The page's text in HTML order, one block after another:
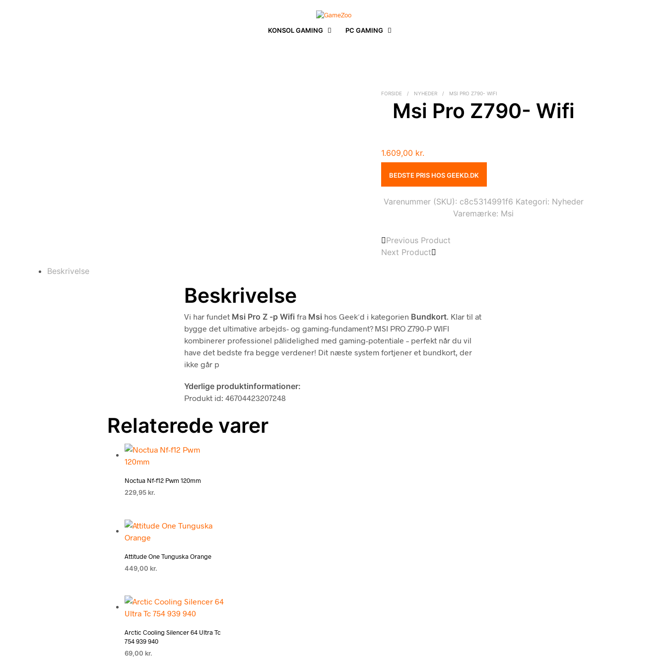
KONSOL GAMING PC GAMING
FORSIDE / NYHEDER / MSI PRO Z790- WIFI
Msi Pro Z790- Wifi
1.609,00 kr.
BEDSTE PRIS HOS GEEKD.DK
Varenummer (SKU): c8c5314991f6 Kategori: Nyheder
Varemærke: Msi
Previous Product
Next Product
Beskrivelse
Beskrivelse
Vi har fundet Msi Pro Z -p Wifi fra Msi hos Geek´d i kategorien Bundkort. Klar til at
bygge det ultimative arbejds- og gaming-fundament? MSI PRO Z790-P WIFI
kombinerer professionel pålidelighed med gaming-potentiale – perfekt når du vil
have det bedste fra begge verdener! Dit næste system fortjener et bundkort, der
ikke går p
Yderlige produktinformationer:
Produkt id: 46704423207248
Relaterede varer
Noctua Nf-f12 Pwm 120mm
229,95 kr.
Attitude One Tunguska Orange
449,00 kr.
Arctic Cooling Silencer 64 Ultra Tc
754 939 940
69,00 kr.